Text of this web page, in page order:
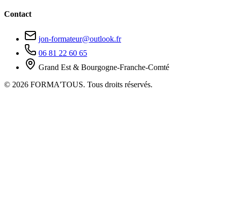
Contact
jon-formateur@outlook.fr
06 81 22 60 65
Grand Est & Bourgogne-Franche-Comté
© 2026 FORMA'TOUS. Tous droits réservés.